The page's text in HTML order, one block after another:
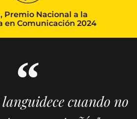
Premio Nacional a la
en Comunicación 2024
cuando no